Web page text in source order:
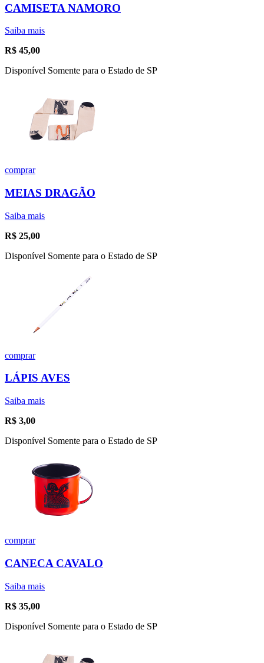
CAMISETA NAMORO
Saiba mais
R$ 45,00
Disponível Somente para o Estado de SP
comprar
MEIAS DRAGÃO
Saiba mais
R$ 25,00
Disponível Somente para o Estado de SP
comprar
LÁPIS AVES
Saiba mais
R$ 3,00
Disponível Somente para o Estado de SP
comprar
CANECA CAVALO
Saiba mais
R$ 35,00
Disponível Somente para o Estado de SP